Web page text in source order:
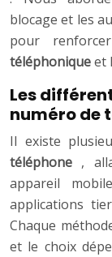
blocage et les
pour
téléphoniqueet
Les
numéro de
Il existe
téléphone ,
appareil
applications
Chaque
et le choix